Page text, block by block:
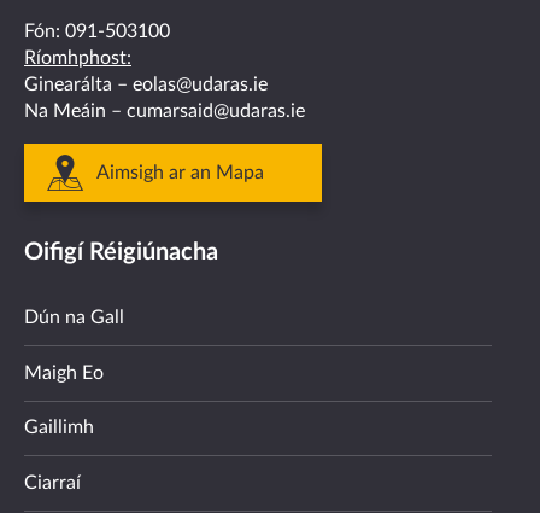
Fón: 091-503100
Ríomhphost:
Ginearálta – eolas@udaras.ie
Na Meáin – cumarsaid@udaras.ie
Aimsigh ar an Mapa
Oifigí Réigiúnacha
Dún na Gall
Maigh Eo
Gaillimh
Ciarraí